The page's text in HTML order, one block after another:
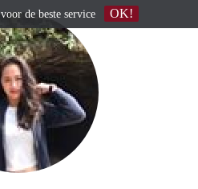
voor de beste service OK!